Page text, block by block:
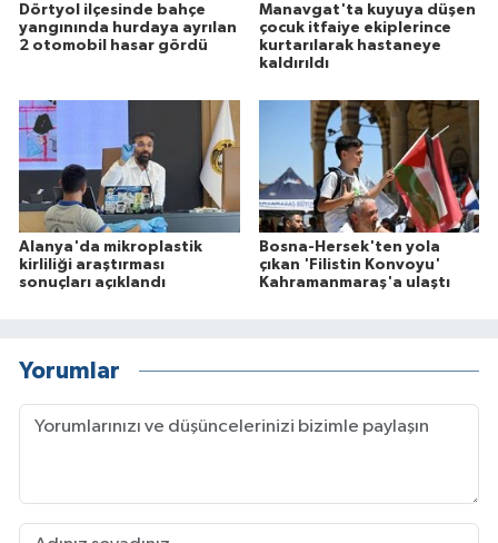
Dörtyol ilçesinde bahçe
yangınında hurdaya ayrılan
2 otomobil hasar gördü
Manavgat'ta kuyuya düşen
çocuk itfaiye ekiplerince
kurtarılarak hastaneye
kaldırıldı
Alanya'da mikroplastik
kirliliği araştırması
sonuçları açıklandı
Bosna-Hersek'ten yola
çıkan 'Filistin Konvoyu'
Kahramanmaraş'a ulaştı
Yorumlar